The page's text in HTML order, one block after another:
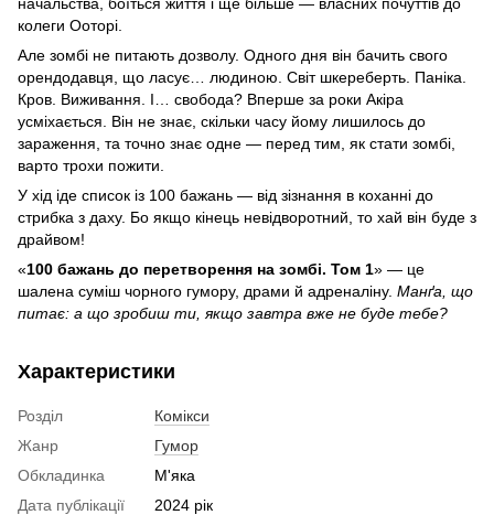
колеги Ооторі.
Але зомбі не питають дозволу. Одного дня він бачить свого
орендодавця, що ласує… людиною. Світ шкереберть. Паніка.
Кров. Виживання. І… свобода? Вперше за роки Акіра
усміхається. Він не знає, скільки часу йому лишилось до
зараження, та точно знає одне — перед тим, як стати зомбі,
варто трохи пожити.
У хід іде список із 100 бажань — від зізнання в коханні до
стрибка з даху. Бо якщо кінець невідворотний, то хай він буде з
драйвом!
«100 бажань до перетворення на зомбі. Том 1» — це
шалена суміш чорного гумору, драми й адреналіну. Манґа, що
питає: а що зробиш ти, якщо завтра вже не буде тебе?
Характеристики
Розділ
Комікси
Жанр
Гумор
Обкладинка
М'яка
Дата публікації
2024 рік